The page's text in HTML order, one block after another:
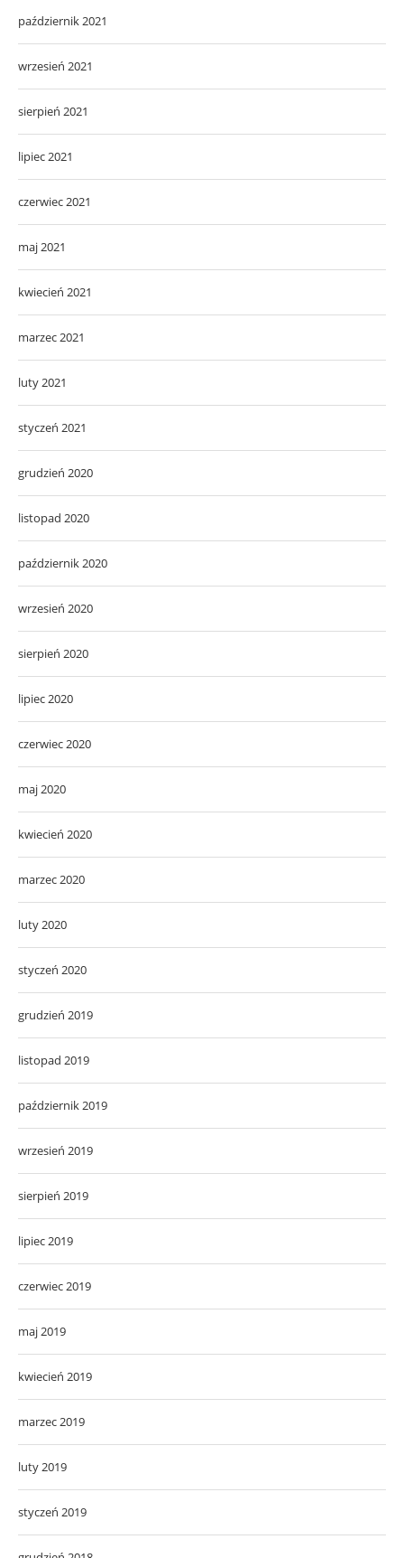
październik 2021
wrzesień 2021
sierpień 2021
lipiec 2021
czerwiec 2021
maj 2021
kwiecień 2021
marzec 2021
luty 2021
styczeń 2021
grudzień 2020
listopad 2020
październik 2020
wrzesień 2020
sierpień 2020
lipiec 2020
czerwiec 2020
maj 2020
kwiecień 2020
marzec 2020
luty 2020
styczeń 2020
grudzień 2019
listopad 2019
październik 2019
wrzesień 2019
sierpień 2019
lipiec 2019
czerwiec 2019
maj 2019
kwiecień 2019
marzec 2019
luty 2019
styczeń 2019